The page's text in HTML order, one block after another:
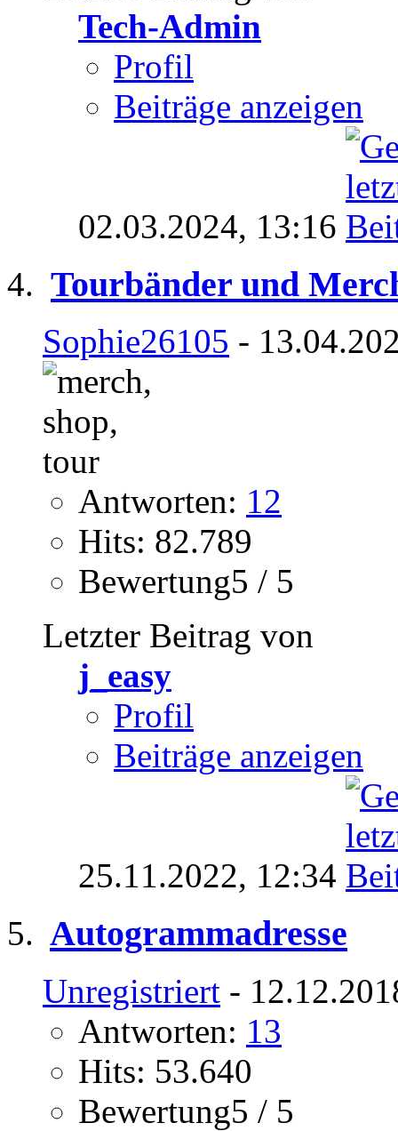
Tech-Admin
Profil
Beiträge anzeigen
02.03.2024, 13:16
Tourbänder und
Sophie26105 -
Antworten: 12
Hits: 82.789
Bewertung5 / 5
Letzter Beitrag von
j_easy
Profil
Beiträge anzeigen
25.11.2022, 12:34
Autogrammadresse
Unregistriert -
Antworten: 13
Hits: 53.640
Bewertung5 / 5